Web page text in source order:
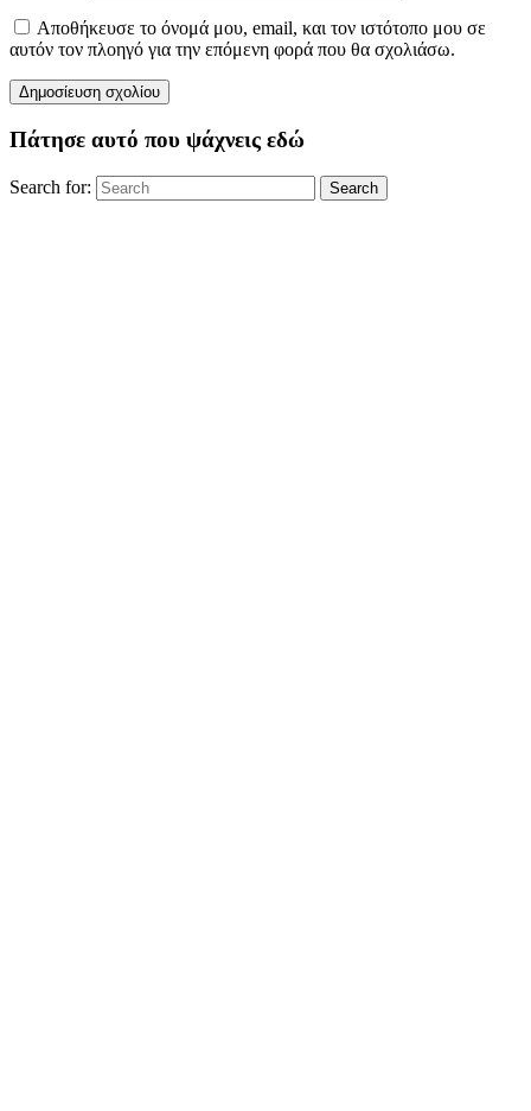
Αποθήκευσε το όνομά μου, email, και τον ιστότοπο μου σε
αυτόν τον πλοηγό για την επόμενη φορά που θα σχολιάσω.
Πάτησε αυτό που ψάχνεις εδώ
Search for: Search